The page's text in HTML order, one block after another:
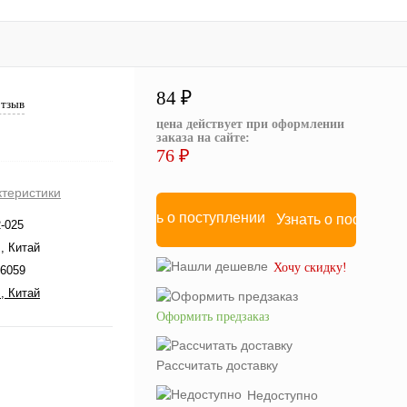
025
Китай
Китай
84 ₽
цена действует при оформлении
заказа на сайте:
76 ₽
Узнать о
Хочу скидку!
Оформить предзаказ
Рассчитать доставку
Недоступно